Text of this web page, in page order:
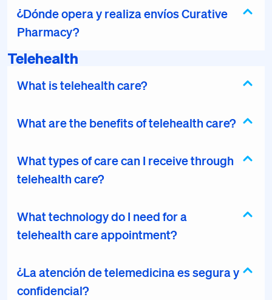
¿Dónde opera y realiza envíos Curative
Pharmacy?
Telehealth
What is telehealth care?
What are the benefits of telehealth care?
What types of care can I receive through
telehealth care?
What technology do I need for a
telehealth care appointment?
¿La atención de telemedicina es segura y
confidencial?